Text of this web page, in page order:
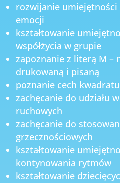
rozwijanie umiejętności
emocji
kształtowanie
współżycia w grupie
zapoznanie z literą M –
drukowaną i pisaną
poznanie cech kwadratu
zachęcanie do udziału
ruchowych
zachęcanie do
grzecznościowych
kształtowanie
kontynowania rytmów
kształtowanie